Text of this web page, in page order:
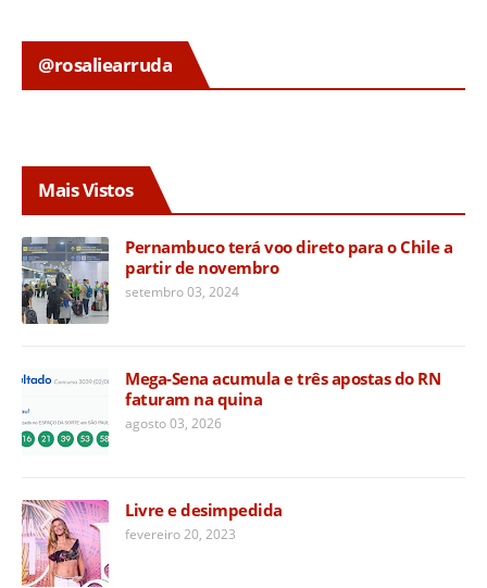
@rosaliearruda
Mais Vistos
Pernambuco terá voo direto para o Chile a
partir de novembro
setembro 03, 2024
Mega-Sena acumula e três apostas do RN
faturam na quina
agosto 03, 2026
Livre e desimpedida
fevereiro 20, 2023